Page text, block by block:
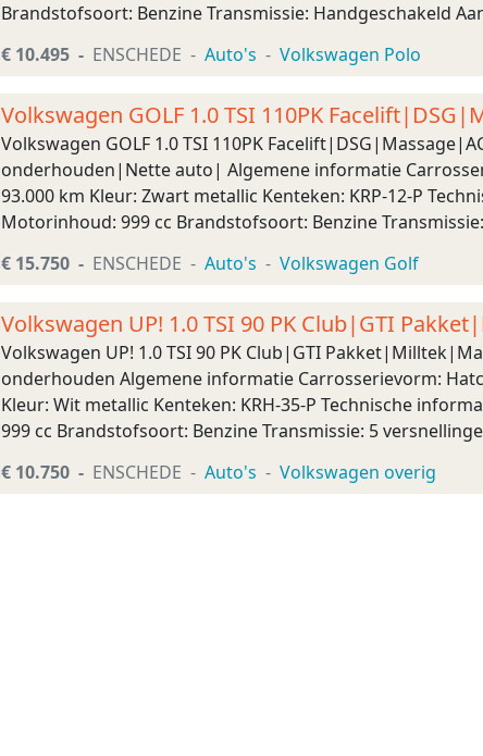
Brandstofsoort: Benzine Transmissie: Handgeschakeld
€ 10.495 ENSCHEDE Auto's Volkswagen Polo
Volkswagen GOLF 1.0 TSI 110PK
verw|Carplay|Clima|LED|PDC|LMV|Navi|Dea
Volkswagen GOLF 1.0 TSI 110PK
onderhouden|Nette auto| Algemene informatie
93.000 km Kleur: Zwart metallic Kenteken: KRP-12-P
Motorinhoud: 999 cc Brandstofsoort: Benzine
€ 15.750 ENSCHEDE Auto's Volkswagen Golf
Volkswagen UP! 1.0 TSI 90 PK Club|GTI
eig|Dealer
Volkswagen UP! 1.0 TSI 90 PK Club|GTI
onderhouden Algemene informatie Carrosserievorm:
Kleur: Wit metallic Kenteken: KRH-35-P Technische
999 cc Brandstofsoort: Benzine Transmissie: 5
€ 10.750 ENSCHEDE Auto's Volkswagen overig